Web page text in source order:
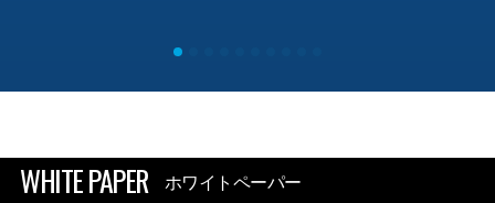
WHITE PAPER ホワイトペーパー